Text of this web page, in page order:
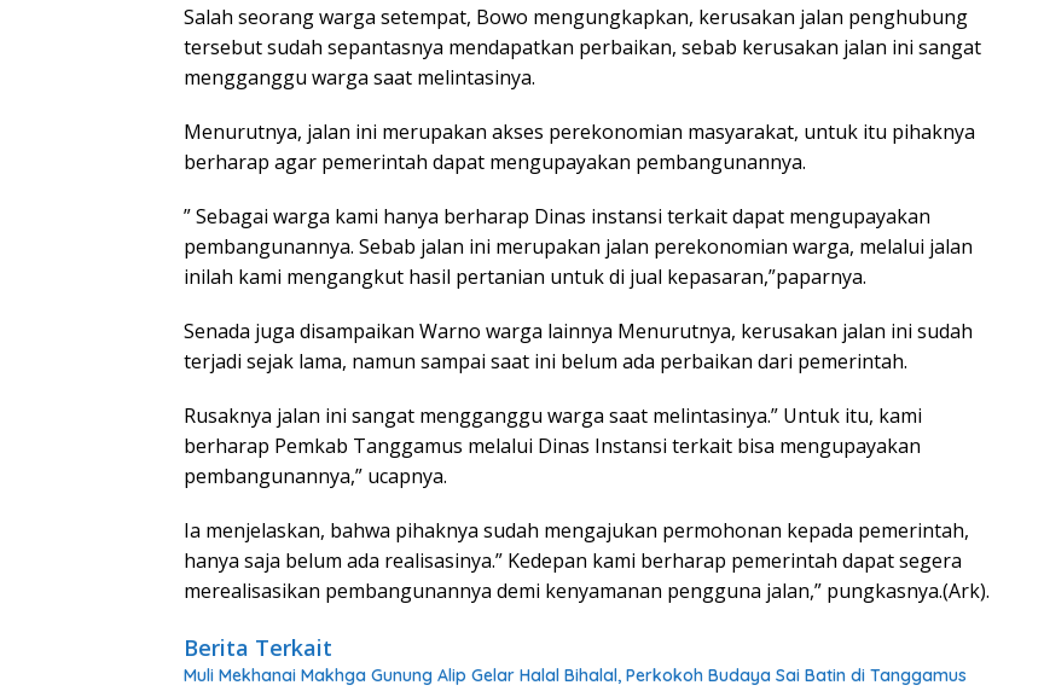
Salah seorang warga setempat, Bowo mengungkapkan, kerusakan jalan penghubung
tersebut sudah sepantasnya mendapatkan perbaikan, sebab kerusakan jalan ini sangat
mengganggu warga saat melintasinya.
Menurutnya, jalan ini merupakan akses perekonomian masyarakat, untuk itu pihaknya
berharap agar pemerintah dapat mengupayakan pembangunannya.
” Sebagai warga kami hanya berharap Dinas instansi terkait dapat mengupayakan
pembangunannya. Sebab jalan ini merupakan jalan perekonomian warga, melalui jalan
inilah kami mengangkut hasil pertanian untuk di jual kepasaran,”paparnya.
Senada juga disampaikan Warno warga lainnya Menurutnya, kerusakan jalan ini sudah
terjadi sejak lama, namun sampai saat ini belum ada perbaikan dari pemerintah.
Rusaknya jalan ini sangat mengganggu warga saat melintasinya.” Untuk itu, kami
berharap Pemkab Tanggamus melalui Dinas Instansi terkait bisa mengupayakan
pembangunannya,” ucapnya.
Ia menjelaskan, bahwa pihaknya sudah mengajukan permohonan kepada pemerintah,
hanya saja belum ada realisasinya.” Kedepan kami berharap pemerintah dapat segera
merealisasikan pembangunannya demi kenyamanan pengguna jalan,” pungkasnya.(Ark).
Berita Terkait
Muli Mekhanai Makhga Gunung Alip Gelar Halal Bihalal, Perkokoh Budaya Sai Batin di Tanggamus